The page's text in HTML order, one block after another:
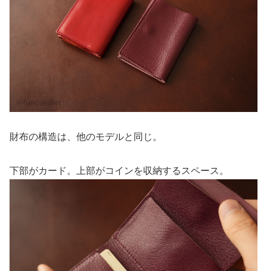
財布の構造は、他のモデルと同じ。
下部がカード。上部がコインを収納するスペース。